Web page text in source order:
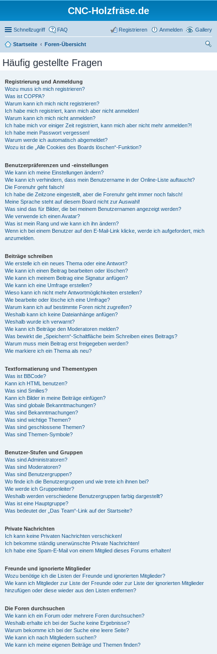
CNC-Holzfräse.de
Schnellzugriff Gallery
FAQ Anmelden
Registrieren
Startseite
Foren-Übersicht
Häufig gestellte Fragen
Registrierung und Anmeldung
Wozu muss ich mich registrieren?
Was ist COPPA?
Warum kann ich mich nicht registrieren?
Ich habe mich registriert, kann mich aber nicht anmelden!
Warum kann ich mich nicht anmelden?
Ich habe mich vor einiger Zeit registriert, kann mich aber nicht mehr anmelden?!
Ich habe mein Passwort vergessen!
Warum werde ich automatisch abgemeldet?
Wozu ist die „Alle Cookies des Boards löschen“-Funktion?
Benutzerpräferenzen und -einstellungen
Wie kann ich meine Einstellungen ändern?
Wie kann ich verhindern, dass mein Benutzername in der Online-Liste auftaucht?
Die Forenuhr geht falsch!
Ich habe die Zeitzone eingestellt, aber die Forenuhr geht immer noch falsch!
Meine Sprache steht auf diesem Board nicht zur Auswahl!
Was sind das für Bilder, die bei meinem Benutzernamen angezeigt werden?
Wie verwende ich einen Avatar?
Was ist mein Rang und wie kann ich ihn ändern?
Wenn ich bei einem Benutzer auf den E-Mail-Link klicke, werde ich aufgefordert, mich
anzumelden.
Beiträge schreiben
Wie erstelle ich ein neues Thema oder eine Antwort?
Wie kann ich einen Beitrag bearbeiten oder löschen?
Wie kann ich meinem Beitrag eine Signatur anfügen?
Wie kann ich eine Umfrage erstellen?
Wieso kann ich nicht mehr Antwortmöglichkeiten erstellen?
Wie bearbeite oder lösche ich eine Umfrage?
Warum kann ich auf bestimmte Foren nicht zugreifen?
Weshalb kann ich keine Dateianhänge anfügen?
Weshalb wurde ich verwarnt?
Wie kann ich Beiträge den Moderatoren melden?
Was bewirkt die „Speichern“-Schaltfläche beim Schreiben eines Beitrags?
Warum muss mein Beitrag erst freigegeben werden?
Wie markiere ich ein Thema als neu?
Textformatierung und Thementypen
Was ist BBCode?
Kann ich HTML benutzen?
Was sind Smilies?
Kann ich Bilder in meine Beiträge einfügen?
Was sind globale Bekanntmachungen?
Was sind Bekanntmachungen?
Was sind wichtige Themen?
Was sind geschlossene Themen?
Was sind Themen-Symbole?
Benutzer-Stufen und Gruppen
Was sind Administratoren?
Was sind Moderatoren?
Was sind Benutzergruppen?
Wo finde ich die Benutzergruppen und wie trete ich ihnen bei?
Wie werde ich Gruppenleiter?
Weshalb werden verschiedene Benutzergruppen farbig dargestellt?
Was ist eine Hauptgruppe?
Was bedeutet der „Das Team“-Link auf der Startseite?
Private Nachrichten
Ich kann keine Privaten Nachrichten verschicken!
Ich bekomme ständig unerwünschte Private Nachrichten!
Ich habe eine Spam-E-Mail von einem Mitglied dieses Forums erhalten!
Freunde und ignorierte Mitglieder
Wozu benötige ich die Listen der Freunde und ignorierten Mitglieder?
Wie kann ich Mitglieder zur Liste der Freunde oder zur Liste der ignorierten Mitglieder
hinzufügen oder diese wieder aus den Listen entfernen?
Die Foren durchsuchen
Wie kann ich ein Forum oder mehrere Foren durchsuchen?
Weshalb erhalte ich bei der Suche keine Ergebnisse?
Warum bekomme ich bei der Suche eine leere Seite?
Wie kann ich nach Mitgliedern suchen?
Wie kann ich meine eigenen Beiträge und Themen finden?